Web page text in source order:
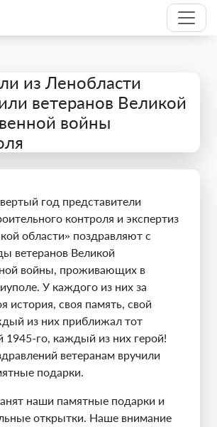
из Ленобласти
ветеранов Великой
войны
год представители
контроля и экспертиз
области» поздравляют с
ветеранов Великой
войны, проживающих в
У каждого из них за
история, своя память, свой
из них приближал тот
1945-го, каждый из них герой!
ветеранам вручили
подарки.
наши памятные подарки и
открытки. Наше внимание